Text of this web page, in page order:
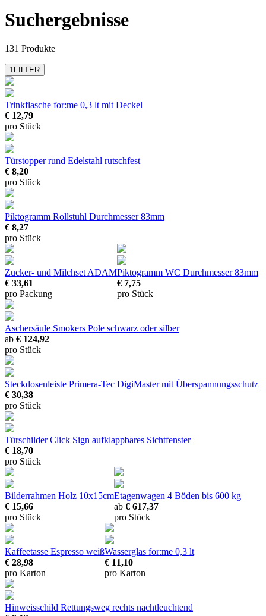
Amann Kaffee
Arcoroc
mehr anzeigen
Taschenlampen
Suchergebnisse
131 Produkte
1FILTER
Trinkflasche for:me 0,3 lt mit Deckel
€ 12,79
pro Stück
Türstopper rund Edelstahl rutschfest
€ 8,20
pro Stück
Piktogramm Rollstuhl Durchmesser 83mm
€ 8,27
pro Stück
Zucker- und Milchset ADAM
€ 33,61
pro Packung
Piktogramm WC Durchmesser 83mm
€ 7,75
pro Stück
Aschersäule Smokers Pole schwarz oder silber
ab € 124,92
pro Stück
Steckdosenleiste Primera-Tec DigiMastermit Überspannungsschutz
€ 30,38
pro Stück
Türschilder Click Sign aufklappbares Sichtfenster
€ 18,70
pro Stück
Bilderrahmen Holz 10x15cm
€ 15,66
pro Stück
Etagenwagen 4 Böden bis 600 kg
ab € 617,37
pro Stück
Kaffeetasse Espresso weiß
€ 28,98
pro Karton
Wasserglas for:me 0,3 lt
€ 11,10
pro Karton
Hinweisschild Rettungsweg rechts nachtleuchtend